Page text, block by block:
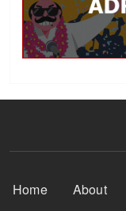
Footer Menu
Home About